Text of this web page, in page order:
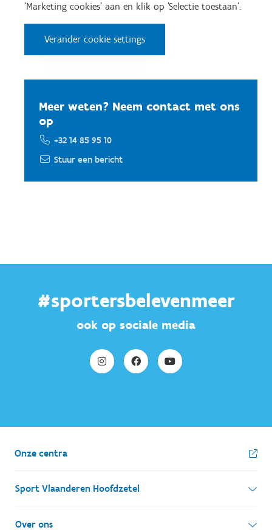
'Marketing cookies' aan en klik op 'Selectie toestaan'.
Verander cookie settings
Meer weten? Neem contact met ons
op
+32 14 85 95 10
Stuur een bericht
#sportersbelevenmeer
ook op sociale media
Onze centra
Sport Vlaanderen Hoofdzetel
Simon Bolivarlaan 17
Over ons